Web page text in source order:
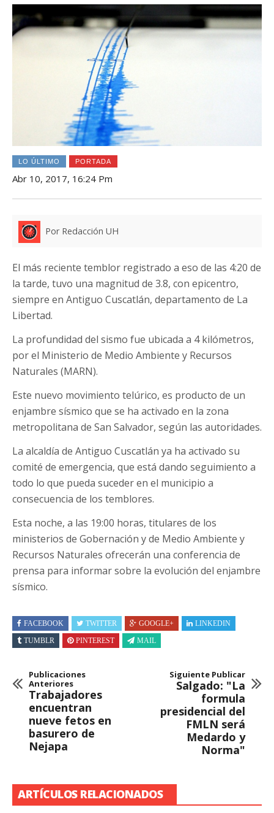
LO ÚLTIMO PORTADA
Abr 10, 2017, 16:24 Pm
Por Redacción UH
El más reciente temblor registrado a eso de las 4:20 de
la tarde, tuvo una magnitud de 3.8, con epicentro,
siempre en Antiguo Cuscatlán, departamento de La
Libertad.
La profundidad del sismo fue ubicada a 4 kilómetros,
por el Ministerio de Medio Ambiente y Recursos
Naturales (MARN).
Este nuevo movimiento telúrico, es producto de un
enjambre sísmico que se ha activado en la zona
metropolitana de San Salvador, según las autoridades.
La alcaldía de Antiguo Cuscatlán ya ha activado su
comité de emergencia, que está dando seguimiento a
todo lo que pueda suceder en el municipio a
consecuencia de los temblores.
Esta noche, a las 19:00 horas, titulares de los
ministerios de Gobernación y de Medio Ambiente y
Recursos Naturales ofrecerán una conferencia de
prensa para informar sobre la evolución del enjambre
sísmico.
FACEBOOK TWITTER GOOGLE+
LINKEDIN
TUMBLR
PINTEREST MAIL
Publicaciones
Anteriores
Trabajadores
encuentran
nueve fetos en
basurero de
Nejapa
Siguiente Publicar
Salgado: "La
formula
presidencial del
FMLN será
Medardo y
Norma"
ARTÍCULOS RELACIONADOS